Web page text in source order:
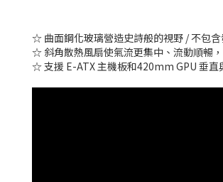
☆ 曲面鋼化玻璃營造史詩般的視野 / 不包含
☆ 斜角散熱風扇使氣流更集中、流動順暢
☆ 支援 E-ATX 主機板和420mm GPU 垂直